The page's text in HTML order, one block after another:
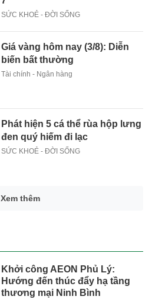
SỨC KHOẺ - ĐỜI SỐNG
Giá vàng hôm nay (3/8): Diễn
biến bất thường
Tài chính - Ngân hàng
Phát hiện 5 cá thể rùa hộp lưng
đen quý hiếm đi lạc
SỨC KHOẺ - ĐỜI SỐNG
Xem thêm
Khởi công AEON Phủ Lý:
Hướng đến thúc đẩy hạ tầng
thương mại Ninh Bình